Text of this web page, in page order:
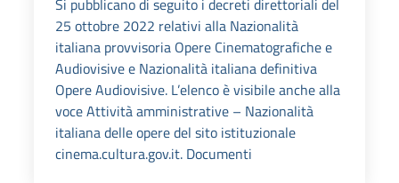
Si pubblicano di seguito i decreti direttoriali del
25 ottobre 2022 relativi alla Nazionalità
italiana provvisoria Opere Cinematografiche e
Audiovisive e Nazionalità italiana definitiva
Opere Audiovisive. L’elenco è visibile anche alla
voce Attività amministrative – Nazionalità
italiana delle opere del sito istituzionale
cinema.cultura.gov.it. Documenti